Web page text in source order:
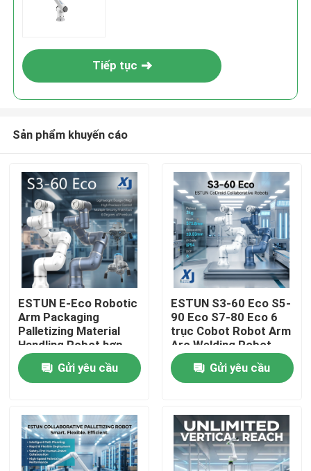
Nhà
Sản phẩm
Video
Tiếp tục
Sản phẩm khuyến cáo
ESTUN E-Eco Robotic
Arm Packaging
Palletizing Material
Handling Robot hợp
tác với OnRobot
GripperGửi yêu cầu
ESTUN S3-60 Eco S5-
90 Eco S7-80 Eco 6
trục Cobot Robot Arm
Arc Welding Robot
hợp tác CNGBS
Positioner hàn
Gửi yêu cầu